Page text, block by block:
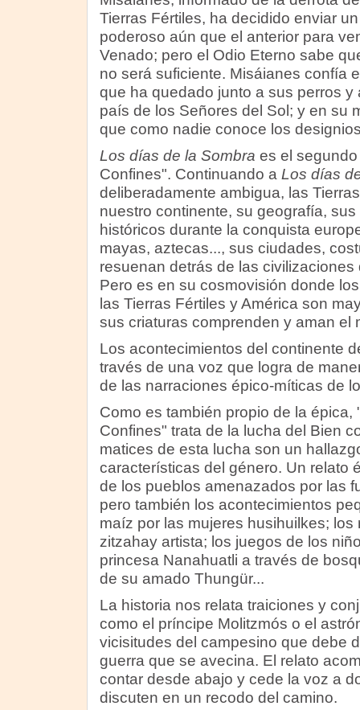
Tierras Fértiles, ha decidido enviar
poderoso aún que el anterior para
Venado; pero el Odio Eterno sabe
no será suficiente. Misáianes confía
que ha quedado junto a sus perros y
país de los Señores del Sol; y en su
que como nadie conoce los
Los días de la Sombra es el
Confines". Continuando a Los días
deliberadamente ambigua, las
nuestro continente, su geografía,
históricos durante la conquista
mayas, aztecas..., sus ciudades,
resuenan detrás de las
Pero es en su cosmovisión donde
las Tierras Fértiles y América son
sus criaturas comprenden y aman el
Los acontecimientos del continente
través de una voz que logra de
de las narraciones épico-míticas de
Como es también propio de la épica,
Confines" trata de la lucha del Bien
matices de esta lucha son un
características del género. Un relato
de los pueblos amenazados por las
pero también los acontecimientos
maíz por las mujeres husihuilkes; los
zitzahay artista; los juegos de los
princesa Nanahuatli a través de
de su amado Thungür...
La historia nos relata traiciones y
como el príncipe Molitzmós o el
vicisitudes del campesino que debe
guerra que se avecina. El relato
contar desde abajo y cede la voz a
discuten en un recodo del camino.